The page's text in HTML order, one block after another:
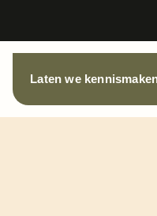
Laten we